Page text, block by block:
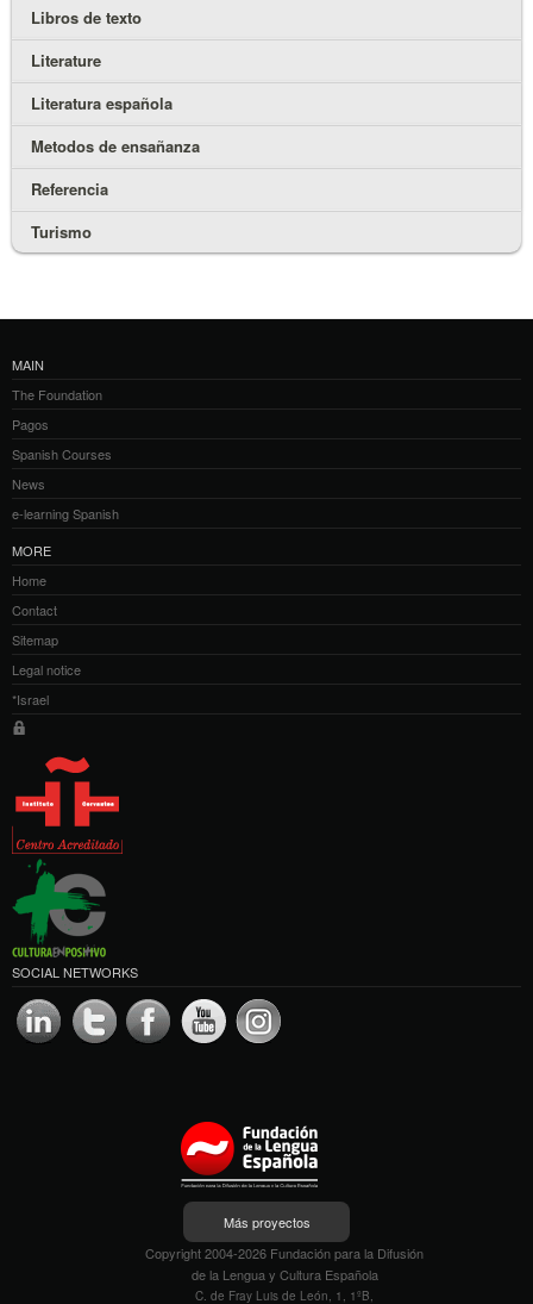
Libros de texto
Literature
Literatura española
Metodos de ensañanza
Referencia
Turismo
MAIN
The Foundation
Pagos
Spanish Courses
News
e-learning Spanish
MORE
Home
Contact
Sitemap
Legal notice
*Israel
SOCIAL NETWORKS
Más proyectos
Copyright 2004-2026 Fundación para la Difusión
de la Lengua y Cultura Española
C. de Fray Luis de León, 1, 1ºB,